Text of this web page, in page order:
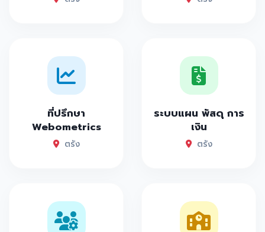
ที่ปรึกษา
Webometrics
ตรัง
ระบบแผน พัสดุ การ
เงิน
ตรัง